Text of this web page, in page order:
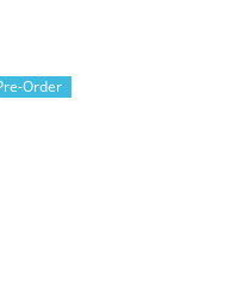
Order